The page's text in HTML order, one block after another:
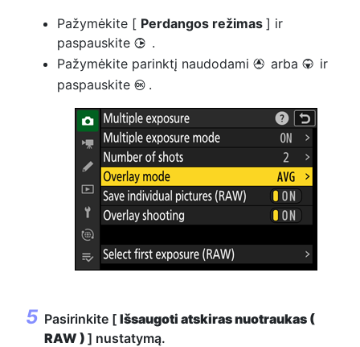
Pažymėkite [ Perdangos režimas ] ir
paspauskite 2 .
Pažymėkite parinktį naudodami 1 arba 3 ir
paspauskite J .
Pasirinkite [ Išsaugoti atskiras nuotraukas (
RAW ) ] nustatymą.